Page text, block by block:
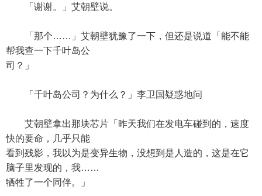
「谢谢。」艾朝壁说。
「那个……」艾朝壁犹豫了一下，但还是说道「能不能
帮我查一下千叶岛公
司？」
「千叶岛公司？为什么？」李卫国疑惑地问
艾朝壁拿出那块芯片「昨天我们在发电车碰到的，速度
快的要命，几乎只能
看到残影，我以为是变异生物，没想到是人造的，这是在它
脑子里发现的，我……
牺牲了一个同伴。」